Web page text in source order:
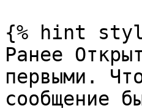
{% hint
Ранее
первыми.
сообщение